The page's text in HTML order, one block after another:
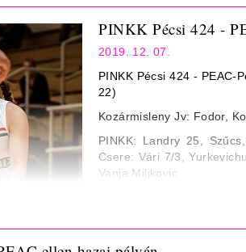
– 18:30, Miskolc, Generali Aréna
PINKK Pécsi 424 -
2019. 12. 07.
PINKK Pécsi 424 - PEAC-
22)
Kozármisleny Jv: Fodor,
PINKK: Landry 25,
Csere: Vári 7/3,
Vanja Miljkovic
Habling 3/3 Vezetőedző: